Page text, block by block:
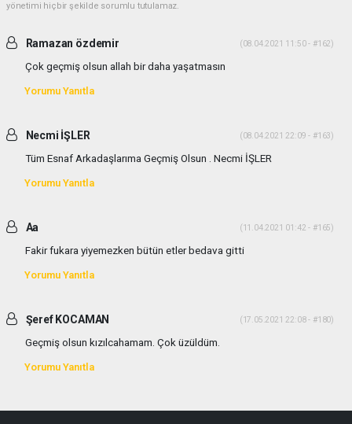
yönetimi hiçbir şekilde sorumlu tutulamaz.
Ramazan özdemir (08.04.2021 11:50 - #162)
Çok geçmiş olsun allah bir daha yaşatmasın
Yorumu Yanıtla
Necmi İŞLER (08.04.2021 22:09 - #163)
Tüm Esnaf Arkadaşlarıma Geçmiş Olsun . Necmi İŞLER
Yorumu Yanıtla
Aa (11.04.2021 01:42 - #165)
Fakir fukara yiyemezken bütün etler bedava gitti
Yorumu Yanıtla
Şeref KOCAMAN (17.05.2021 22:08 - #180)
Geçmiş olsun kızılcahamam. Çok üzüldüm.
Yorumu Yanıtla